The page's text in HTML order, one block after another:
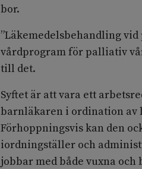
bor.
”Läkemedelsbehandling
vårdprogram för palliativ
till det.
Syftet är att vara ett
barnläkaren i ordination av
Förhoppningsvis kan den
iordningställer och
jobbar med både vuxna